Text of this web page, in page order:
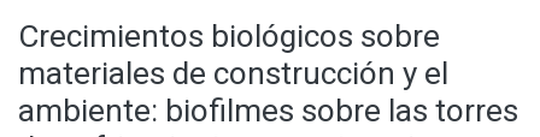
Aportar material
Statistics
Crecimientos biológicos sobre
materiales de construcción y el
ambiente: biofilmes sobre las torres